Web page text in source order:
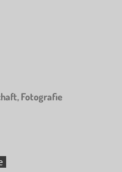
Fotografie